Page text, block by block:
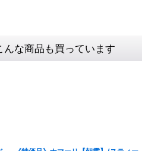
な商品も買っています